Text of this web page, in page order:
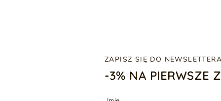
ZAPISZ SIĘ DO NEWSLETTERA
-3% NA PIERWSZE